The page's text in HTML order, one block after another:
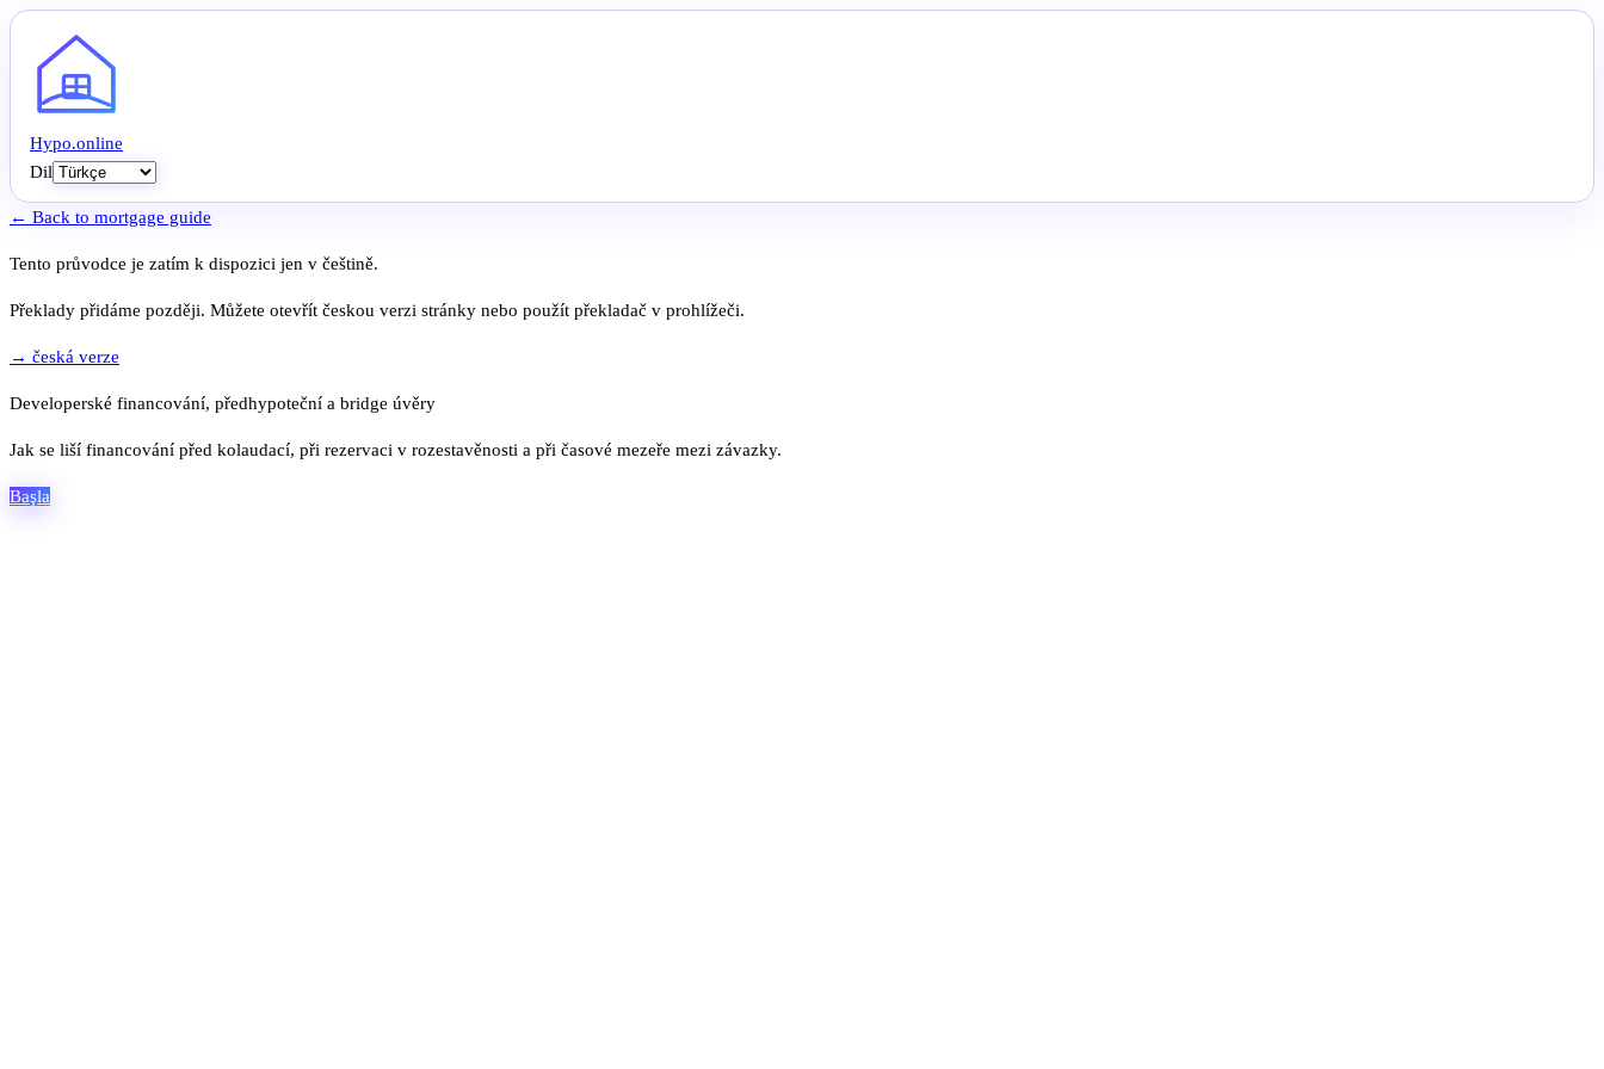
Hypo.online
Dil
← Back to mortgage guide
Tento průvodce je zatím k dispozici jen v češtině.
Překlady přidáme později. Můžete otevřít českou verzi stránky nebo použít překladač v prohlížeči.
→ česká verze
Developerské financování, předhypoteční a bridge úvěry
Jak se liší financování před kolaudací, při rezervaci v rozestavěnosti a při časové mezeře mezi závazky.
Başla